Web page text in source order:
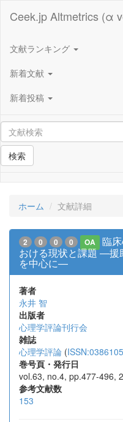
Ceek.jp Altmetrics (α
文献ランキング
新着文献
新着投稿
検索
ホーム 文献詳細
2 0 0 0 OA
臨
おける現状と課題 ―援
を中心に―
著者
永井 智
出版者
心理学評論刊行会
雑誌
心理学評論 (
巻号頁・発行日
vol.63, no.4, pp.477-496,
参考文献数
153